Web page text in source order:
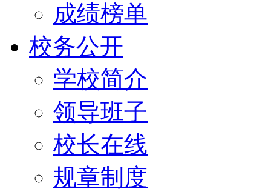
成绩榜单
校务公开
学校简介
领导班子
校长在线
规章制度